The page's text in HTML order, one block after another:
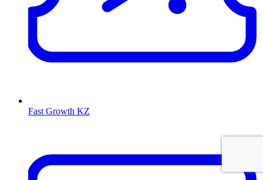
Fast Growth KZ